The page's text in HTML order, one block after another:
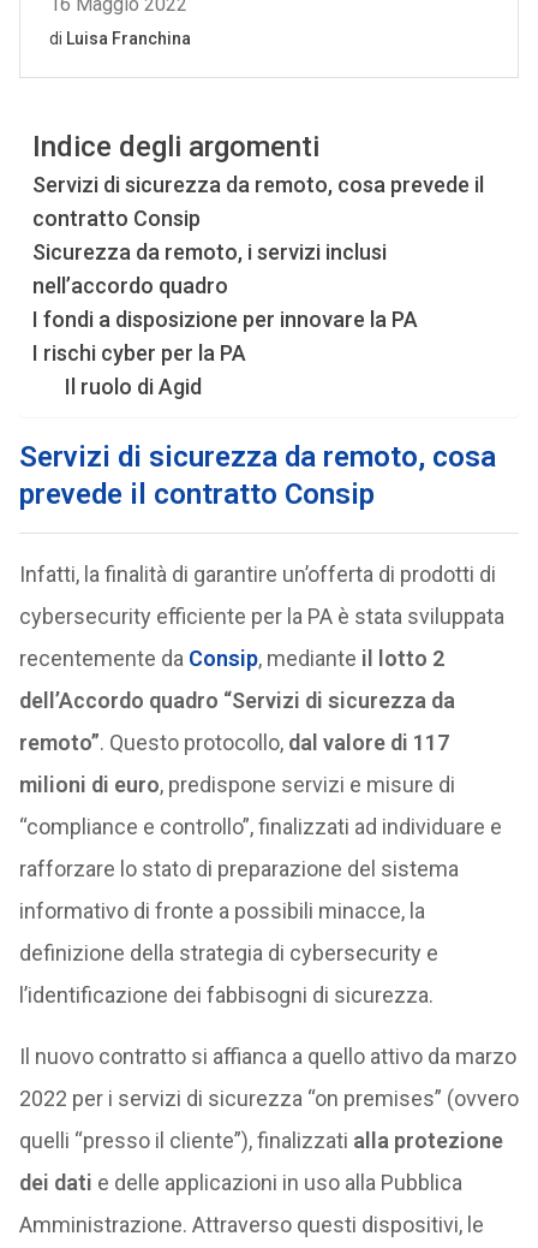
Indice degli argomenti
Servizi di sicurezza da remoto, cosa prevede il
contratto Consip
Sicurezza da remoto, i servizi inclusi
nell’accordo quadro
I fondi a disposizione per innovare la PA
I rischi cyber per la PA
Il ruolo di Agid
Servizi di sicurezza da remoto, cosa
prevede il contratto Consip
Infatti, la finalità di garantire un’offerta di prodotti di
cybersecurity efficiente per la PA è stata sviluppata
recentemente da Consip, mediante il lotto 2
dell’Accordo quadro “Servizi di sicurezza da
remoto”. Questo protocollo, dal valore di 117
milioni di euro, predispone servizi e misure di
“compliance e controllo”, finalizzati ad individuare e
rafforzare lo stato di preparazione del sistema
informativo di fronte a possibili minacce, la
definizione della strategia di cybersecurity e
l’identificazione dei fabbisogni di sicurezza.
Il nuovo contratto si affianca a quello attivo da marzo
2022 per i servizi di sicurezza “on premises” (ovvero
quelli “presso il cliente”), finalizzati alla protezione
dei dati e delle applicazioni in uso alla Pubblica
Amministrazione. Attraverso questi dispositivi, le